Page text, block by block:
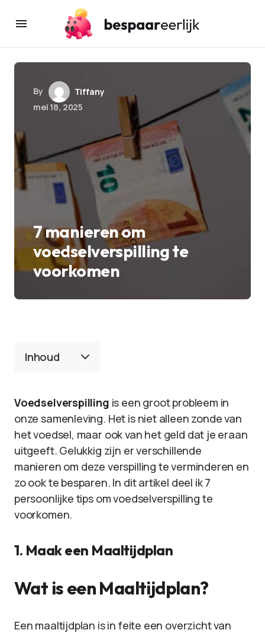
By
Tiffany
mei 18, 2025
7 manieren om
voedselverspilling te
voorkomen
Inhoud
Voedselverspilling is een groot probleem in
onze samenleving. Het is niet alleen zonde van
het voedsel, maar ook van het geld dat je eraan
uitgeeft. Gelukkig zijn er verschillende
manieren om deze verspilling te verminderen en
zo ook te besparen. In dit artikel deel ik 7
persoonlijke tips om voedselverspilling te
voorkomen.
1. Maak een Maaltijdplan
Wat is een Maaltijdplan?
Een maaltijdplan is in feite een overzicht van